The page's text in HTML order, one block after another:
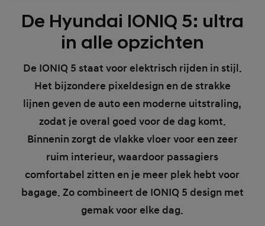
De Hyundai IONIQ 5: ultra
in alle opzichten
De IONIQ 5 staat voor elektrisch rijden in stijl.
Het bijzondere pixeldesign en de strakke
lijnen geven de auto een moderne uitstraling,
zodat je overal goed voor de dag komt.
Binnenin zorgt de vlakke vloer voor een zeer
ruim interieur, waardoor passagiers
comfortabel zitten en je meer plek hebt voor
bagage. Zo combineert de IONIQ 5 design met
gemak voor elke dag.